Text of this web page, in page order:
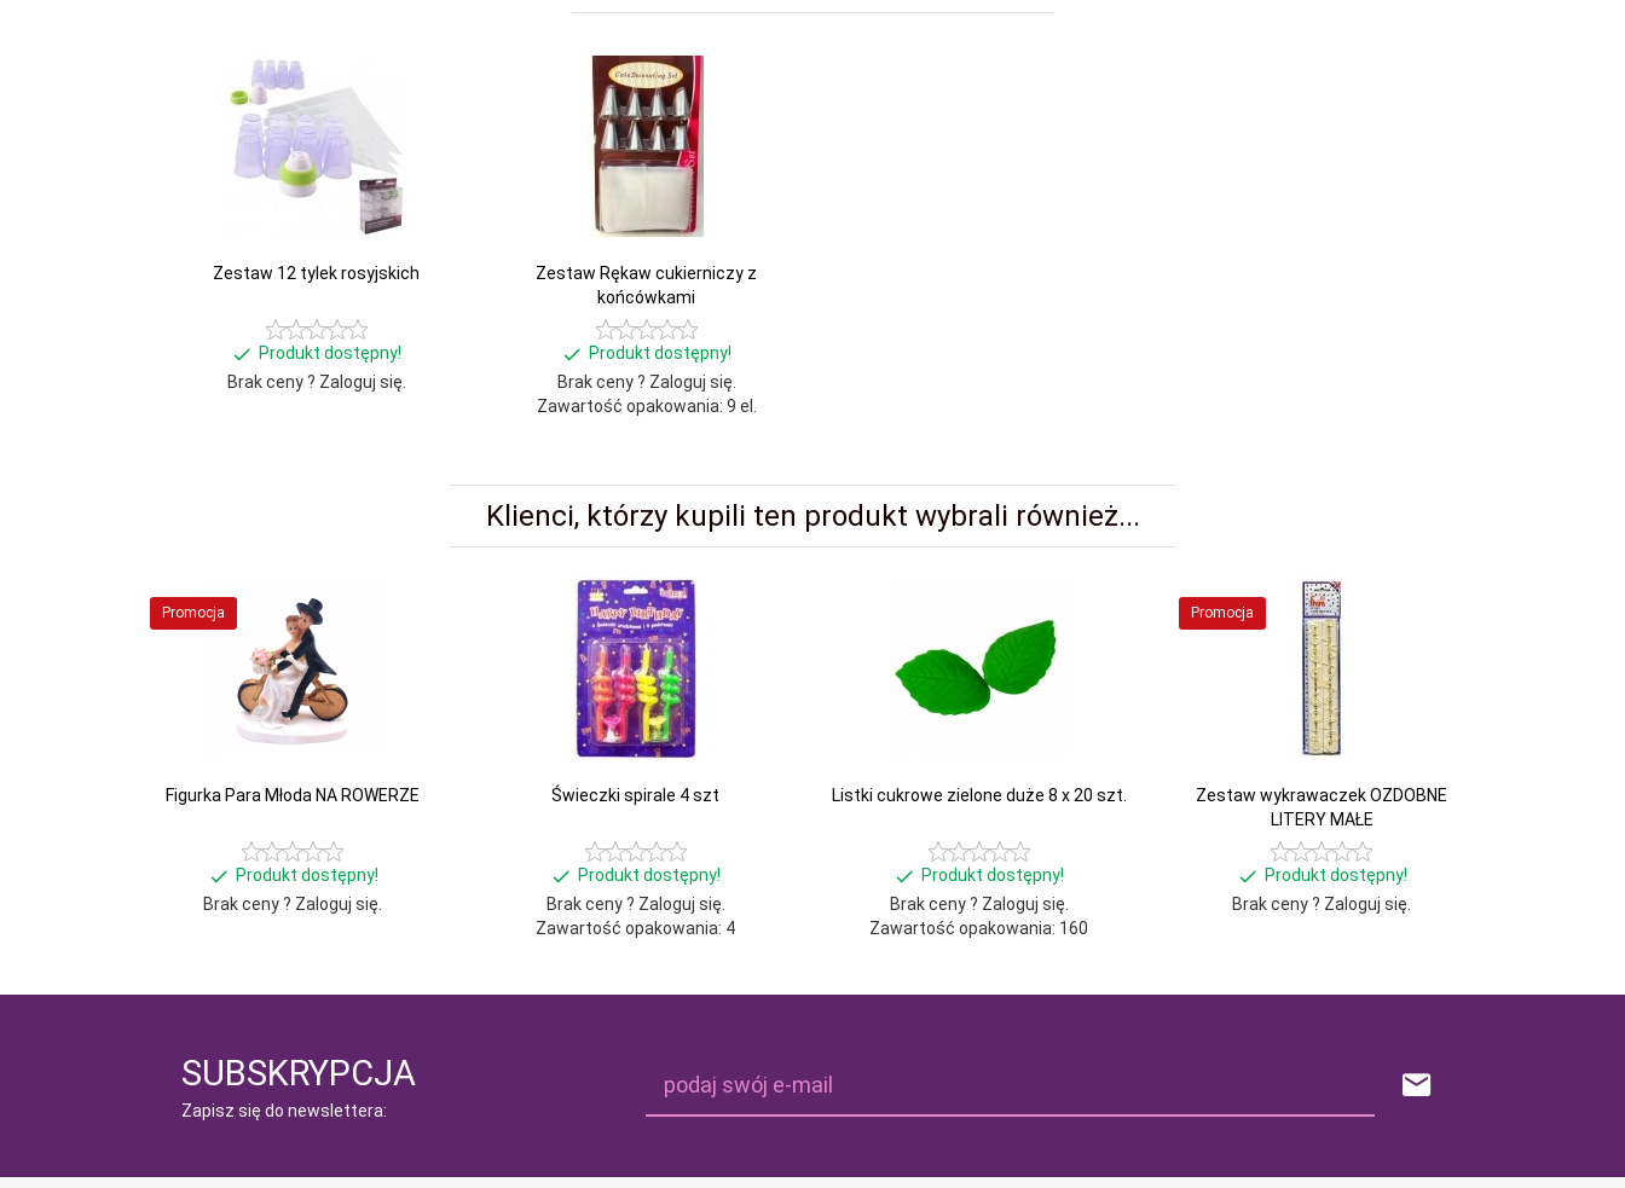
Zestaw 12 tylek rosyjskich
Produkt dostępny!
Brak ceny ? Zaloguj się.
Zestaw Rękaw cukierniczy z
końcówkami
Produkt dostępny!
Brak ceny ? Zaloguj się.
Zawartość opakowania: 9 el.
Klienci, którzy kupili ten produkt wybrali również...
Promocja
Figurka Para Młoda NA ROWERZE
Produkt dostępny!
Brak ceny ? Zaloguj się.
Świeczki spirale 4 szt
Produkt dostępny!
Brak ceny ? Zaloguj się.
Zawartość opakowania: 4
Listki cukrowe zielone duże 8 x 20 szt.
Produkt dostępny!
Brak ceny ? Zaloguj się.
Zawartość opakowania: 160
Promocja
Zestaw wykrawaczek OZDOBNE
LITERY MAŁE
Produkt dostępny!
Brak ceny ? Zaloguj się.
SUBSKRYPCJA
Zapisz się do newslettera:
podaj swój e-mail